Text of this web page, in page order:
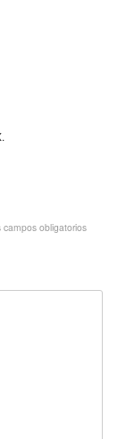
campos obligatorios